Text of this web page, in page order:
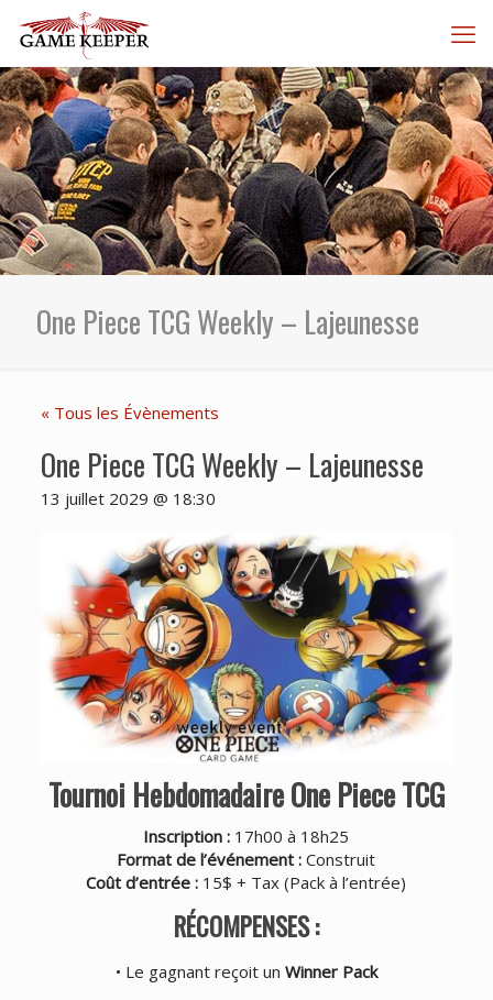
One Piece TCG Weekly – Lajeunesse
« Tous les Évènements
One Piece TCG Weekly – Lajeunesse
13 juillet 2029 @ 18:30
Tournoi Hebdomadaire One Piece TCG
Inscription : 17h00 à 18h25
Format de l’événement : Construit
Coût d’entrée : 15$ + Tax (Pack à l’entrée)
RÉCOMPENSES :
• Le gagnant reçoit un Winner Pack